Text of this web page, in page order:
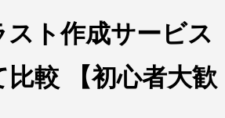
スト作成サービス
比較 【初心者大歓